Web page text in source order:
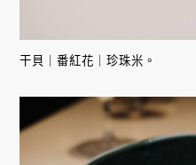
干貝｜番紅花｜珍珠米。